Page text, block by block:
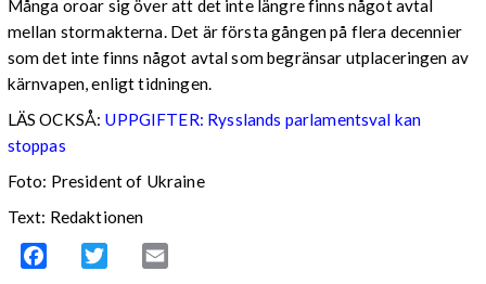
Många oroar sig över att det inte längre finns något avtal
mellan stormakterna. Det är första gången på flera decennier
som det inte finns något avtal som begränsar utplaceringen av
kärnvapen, enligt tidningen.
LÄS OCKSÅ: UPPGIFTER: Rysslands parlamentsval kan
stoppas
Foto: President of Ukraine
Text: Redaktionen
Facebook Twitter